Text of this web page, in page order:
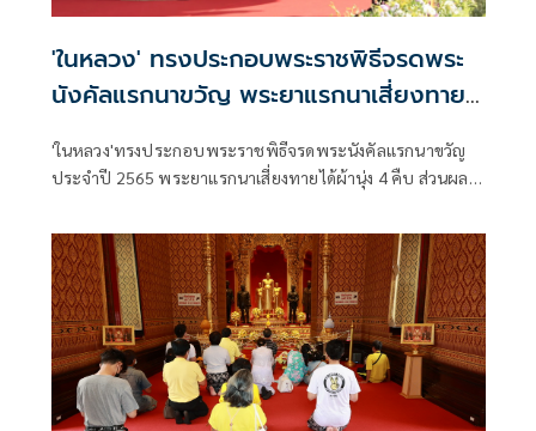
'ในหลวง' ทรงประกอบพระราชพิธีจรดพระ
นังคัลแรกนาขวัญ พระยาแรกนาเสี่ยงทาย
'ในหลวง'ทรงประกอบพระราชพิธีจรดพระนังคัลแรกนาขวัญ
ประจำปี 2565 พระยาแรกนาเสี่ยงทายได้ผ้านุ่ง 4 คืบ ส่วนผล
บริบูรณ์พอควร ผลาหาร ภักษาหารอุดมสมบูรณ์ดี